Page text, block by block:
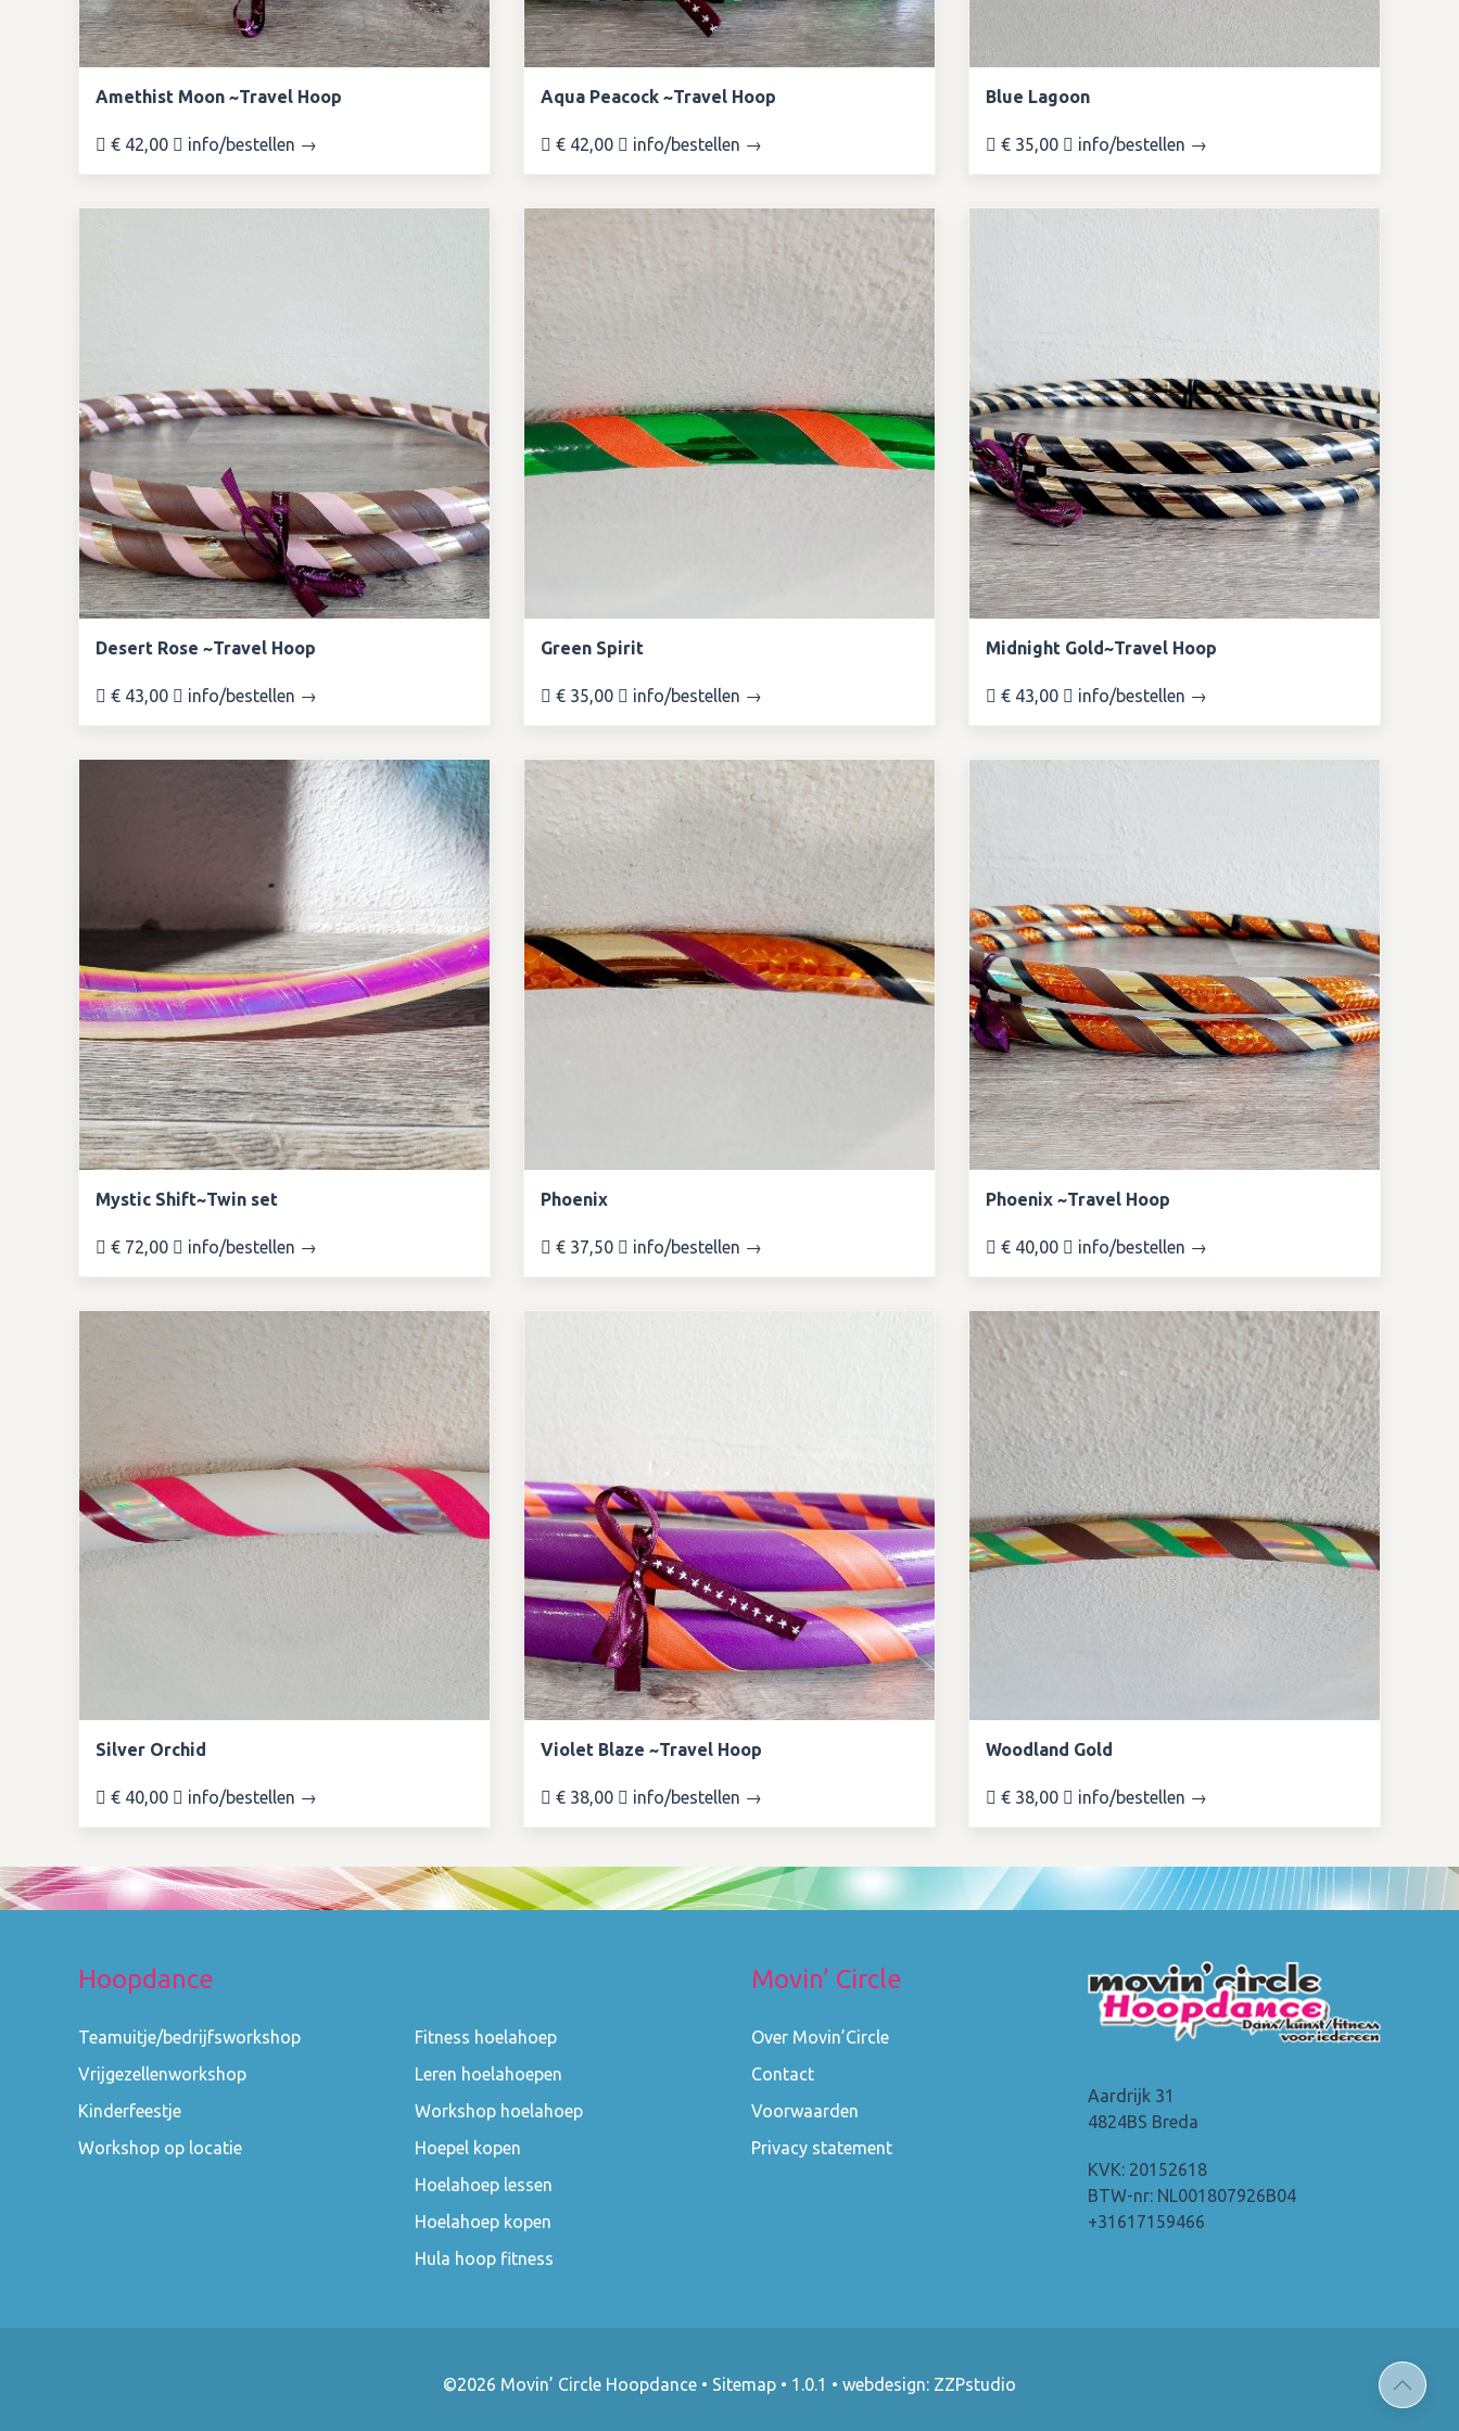
Amethist Moon ~Travel Hoop
€ 42,00 info/bestellen →
Aqua Peacock ~Travel Hoop
€ 42,00 info/bestellen →
Blue Lagoon
€ 35,00 info/bestellen →
Desert Rose ~Travel Hoop
€ 43,00 info/bestellen →
Green Spirit
€ 35,00 info/bestellen →
Midnight Gold~Travel Hoop
€ 43,00 info/bestellen →
Mystic Shift~Twin set
€ 72,00 info/bestellen →
Phoenix
€ 37,50 info/bestellen →
Phoenix ~Travel Hoop
€ 40,00 info/bestellen →
Silver Orchid
€ 40,00 info/bestellen →
Violet Blaze ~Travel Hoop
€ 38,00 info/bestellen →
Woodland Gold
€ 38,00 info/bestellen →
Hoopdance
Teamuitje/bedrijfsworkshop
Vrijgezellenworkshop
Kinderfeestje
Workshop op locatie
Fitness hoelahoep
Leren hoelahoepen
Workshop hoelahoep
Hoepel kopen
Hoelahoep lessen
Hoelahoep kopen
Hula hoop fitness
Movin’ Circle
Over Movin’Circle
Contact
Voorwaarden
Privacy statement
Aardrijk 31
4824BS Breda
KVK: 20152618
BTW-nr: NL001807926B04
+31617159466
©2026 Movin’ Circle Hoopdance • Sitemap • 1.0.1 • webdesign: ZZPstudio